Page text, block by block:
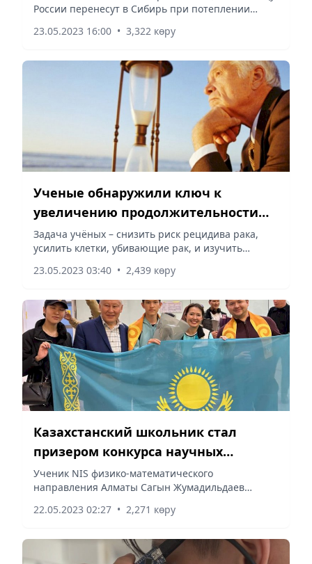
России перенесут в Сибирь при потеплении
ссылкой на Известия.
23.05.2023 16:00 • 3,322 көру
Ученые обнаружили ключ к
увеличению продолжительности
жизни
Задача учёных – снизить риск рецидива рака,
усилить клетки, убивающие рак, и изучить
жизни человека, сообщает Vecher.kz со ссылкой
23.05.2023 03:40 • 2,439 көру
Казахстанский школьник стал
призером конкурса научных
проектов в США
Ученик NIS физико-математического
направления Алматы Cагын Жумадильдаев
престижных в мире конкурсов научных проектов
22.05.2023 02:27 • 2,271 көру